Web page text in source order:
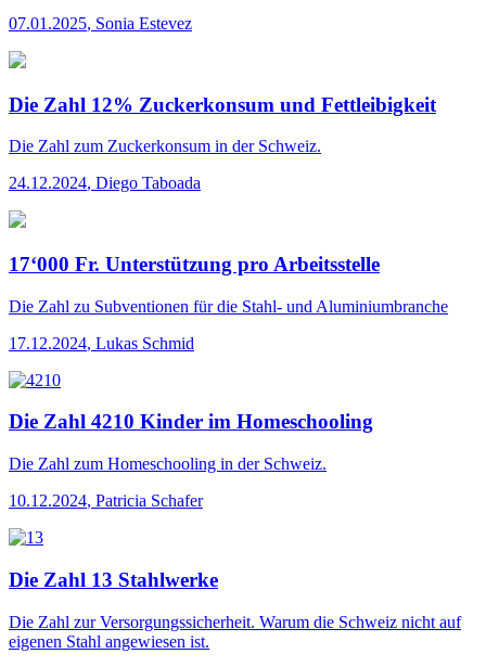
07.01.2025, Sonia Estevez
Die Zahl 12% Zuckerkonsum und Fettleibigkeit
Die Zahl zum Zuckerkonsum in der Schweiz.
24.12.2024, Diego Taboada
17‘000 Fr. Unterstützung pro Arbeitsstelle
Die Zahl zu Subventionen für die Stahl- und Aluminiumbranche
17.12.2024, Lukas Schmid
Die Zahl 4210 Kinder im Homeschooling
Die Zahl zum Homeschooling in der Schweiz.
10.12.2024, Patricia Schafer
Die Zahl 13 Stahlwerke
Die Zahl zur Versorgungssicherheit. Warum die Schweiz nicht auf
eigenen Stahl angewiesen ist.